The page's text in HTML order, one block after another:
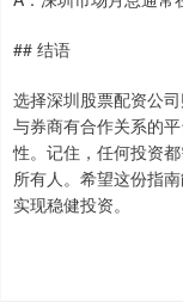
## 结语
选择深圳股票配资公
与券商有合作关系的
性。记住，任何投资
所有人。希望这份指
实现稳健投资。